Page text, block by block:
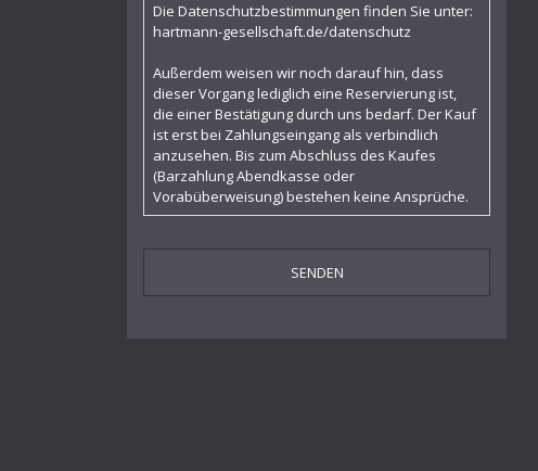
Lamento
Macbeth
Miserae
Profane Messe
Simplicius Simplicissimus
Die Datenschutzbestimmungen finden Sie unter:
hartmann-gesellschaft.de/datenschutz
Außerdem weisen wir noch darauf hin, dass
dieser Vorgang lediglich eine Reservierung ist,
die einer Bestätigung durch uns bedarf. Der Kauf
ist erst bei Zahlungseingang als verbindlich
anzusehen. Bis zum Abschluss des Kaufes
(Barzahlung Abendkasse oder
Vorabüberweisung) bestehen keine Ansprüche.